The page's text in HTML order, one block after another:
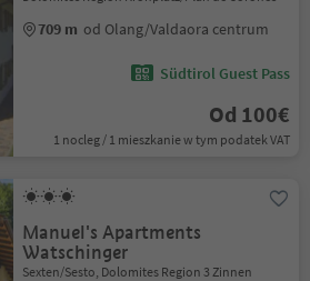
709 m od Olang/Valdaora centrum
Südtirol Guest Pass
Od 100€
1 nocleg / 1 mieszkanie w tym podatek VAT
Manuel's Apartments
Watschinger
Sexten/Sesto, Dolomites Region 3 Zinnen